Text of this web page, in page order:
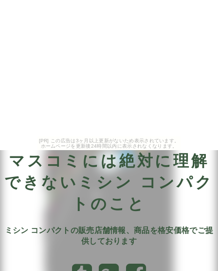
[PR] この広告は3ヶ月以上更新がないため表示されています。
ホームページを更新後24時間以内に表示されなくなります。
マスコミには絶対に理解
できないミシン コンパク
トのこと
ミシン コンパクトの販売店舗情報、商品を格安価格でご提
供しております